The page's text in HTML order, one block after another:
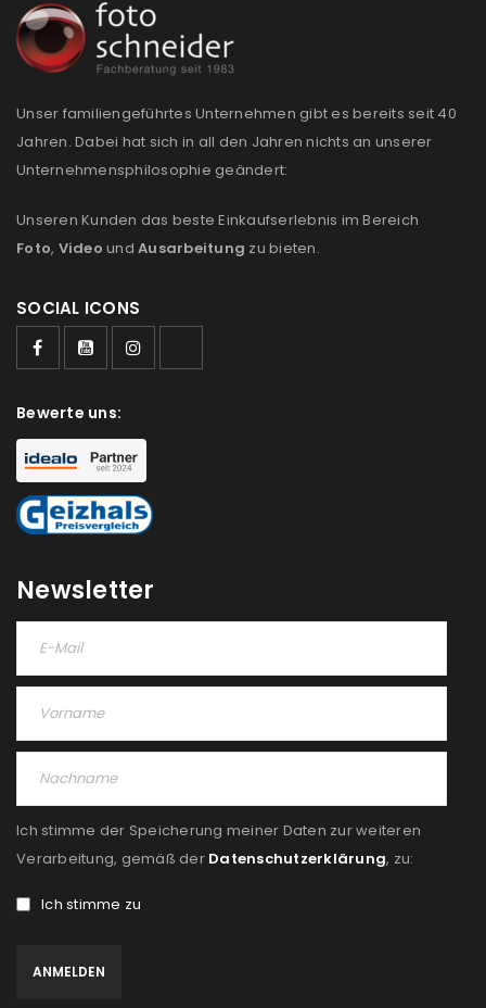
Unser familiengeführtes Unternehmen gibt es bereits seit 40
Jahren. Dabei hat sich in all den Jahren nichts an unserer
Unternehmensphilosophie geändert:
Unseren Kunden das beste Einkaufserlebnis im Bereich
Foto, Video und Ausarbeitung zu bieten.
SOCIAL ICONS
Bewerte uns:
Newsletter
Ich stimme der Speicherung meiner Daten zur weiteren
Verarbeitung, gemäß der Datenschutzerklärung, zu:
Ich stimme zu